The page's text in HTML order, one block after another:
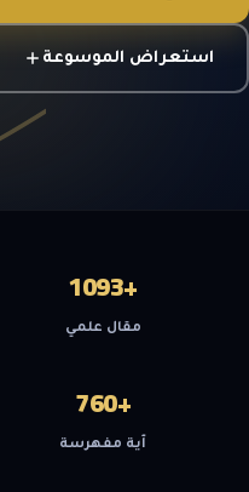
استعراض الموسوعة
+1093
مقال علمي
+760
آية مفهرسة